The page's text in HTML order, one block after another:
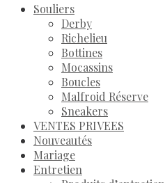
Souliers
Derby
Richelieu
Bottines
Mocassins
Boucles
Malfroid Réserve
Sneakers
VENTES PRIVEES
Nouveautés
Mariage
Entretien